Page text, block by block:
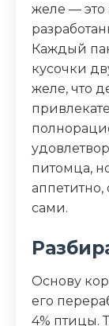
таурин,
медь,
Белок
Жир (%)
Зола (%)
Влага (%)
желе —
Каждый
кусочки
желе, что
питомца,
сами.
Основу
его
4% птицы.